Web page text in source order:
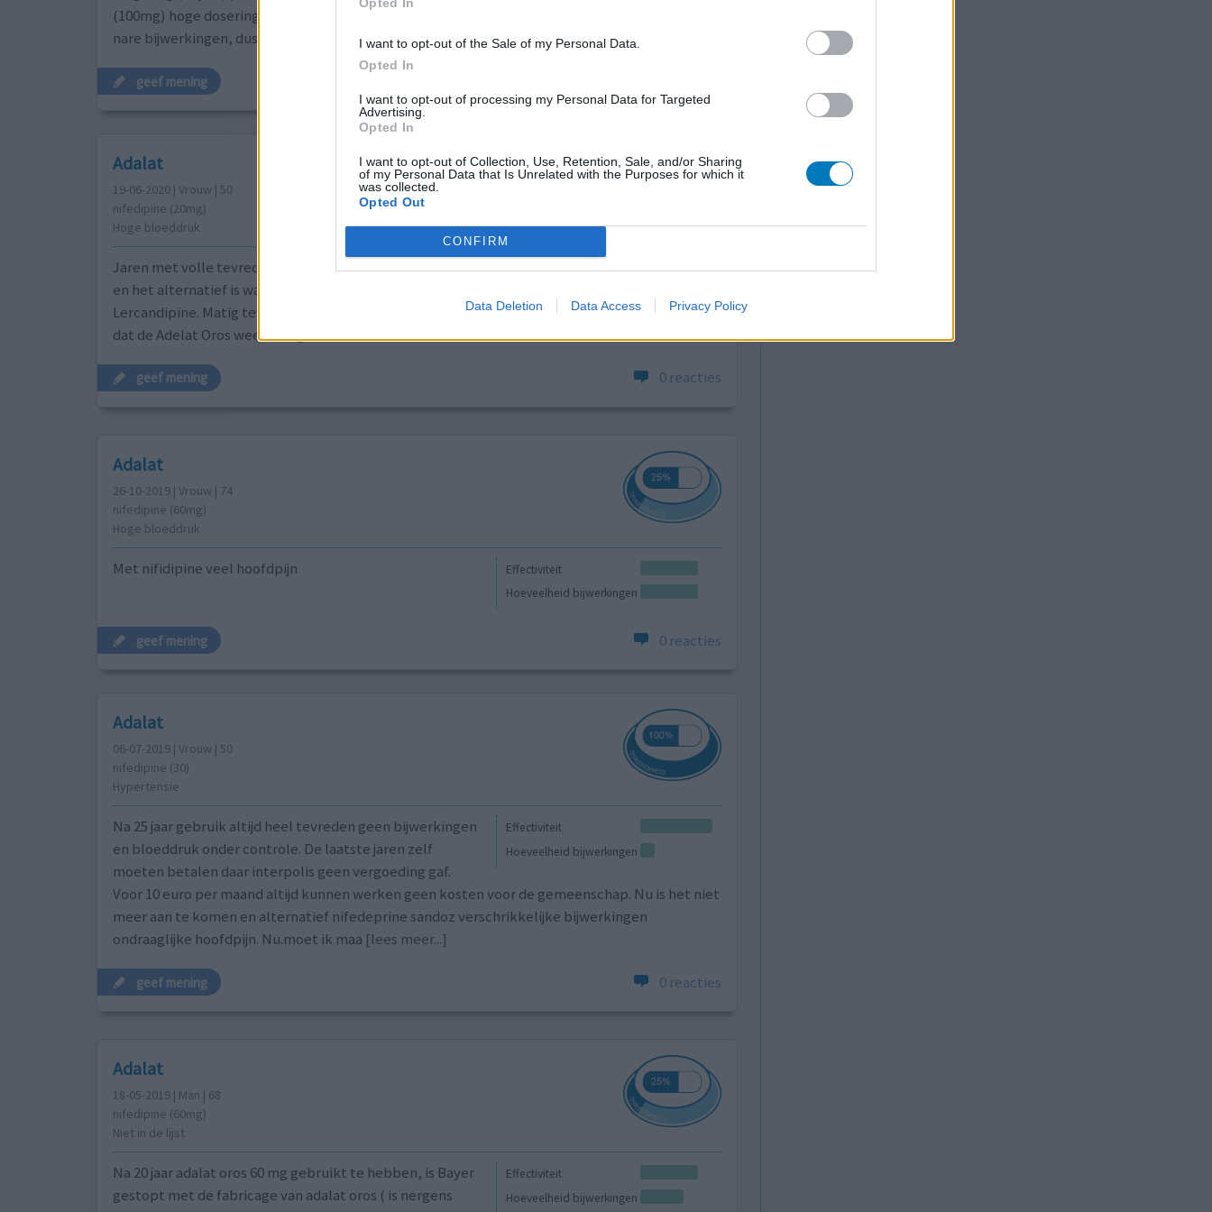
I want to opt-out of the Sale of my Personal Data.
Opted In
I want to opt-out of processing my Personal Data for Targeted
Advertising.
Opted In
I want to opt-out of Collection, Use, Retention, Sale, and/or Sharing
of my Personal Data that Is Unrelated with the Purposes for which it
was collected.
Opted Out
CONFIRM
Data Deletion Data Access Privacy Policy
(100mg) hoge dosering. Adalat uit de handel en Nefidepine gekregen. Hiervan krijg ik enorme
nare bijwerkingen, dus gebruik ik niet.
geef mening
Adalat
19-06-2020 | Vrouw | 50
nifedipine (20mg)
Hoge bloeddruk
Effectiviteit
Jaren met volle tevredenheid gebruikt. Is uit de handel
en het alternatief is waardeloos dus moest overgaan op
Lercandipine. Matig tevreden, veel bijwerkingen. Hoop
dat de Adelat Oros weer terug komt.
geef mening 0 reacties
Adalat
26-10-2019 | Vrouw | 74
nifedipine (60mg)
Hoge bloeddruk
Effectiviteit
Hoeveelheid bijwerkingen
Met nifidipine veel hoofdpijn
geef mening 0 reacties
Adalat
06-07-2019 | Vrouw | 50
nifedipine (30)
Hypertensie
Effectiviteit
Hoeveelheid bijwerkingen
Na 25 jaar gebruik altijd heel tevreden geen bijwerkingen
en bloeddruk onder controle. De laatste jaren zelf
moeten betalen daar interpolis geen vergoeding gaf.
Voor 10 euro per maand altijd kunnen werken geen kosten voor de gemeenschap. Nu is het niet
meer aan te komen en alternatief nifedeprine sandoz verschrikkelijke bijwerkingen
ondraaglijke hoofdpijn. Nu.moet ik maa [lees meer...]
geef mening 0 reacties
Adalat
18-05-2019 | Man | 68
nifedipine (60mg)
Niet in de lijst
Effectiviteit
Hoeveelheid bijwerkingen
Na 20 jaar adalat oros 60 mg gebruikt te hebben, is Bayer
gestopt met de fabricage van adalat oros ( is nergens